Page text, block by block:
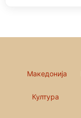
Македонија
Култура